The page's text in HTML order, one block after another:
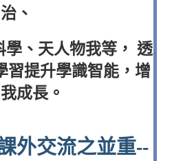
治、
、天人物我等， 透
提升學識智能， 增
我成長。
外交流之並重--